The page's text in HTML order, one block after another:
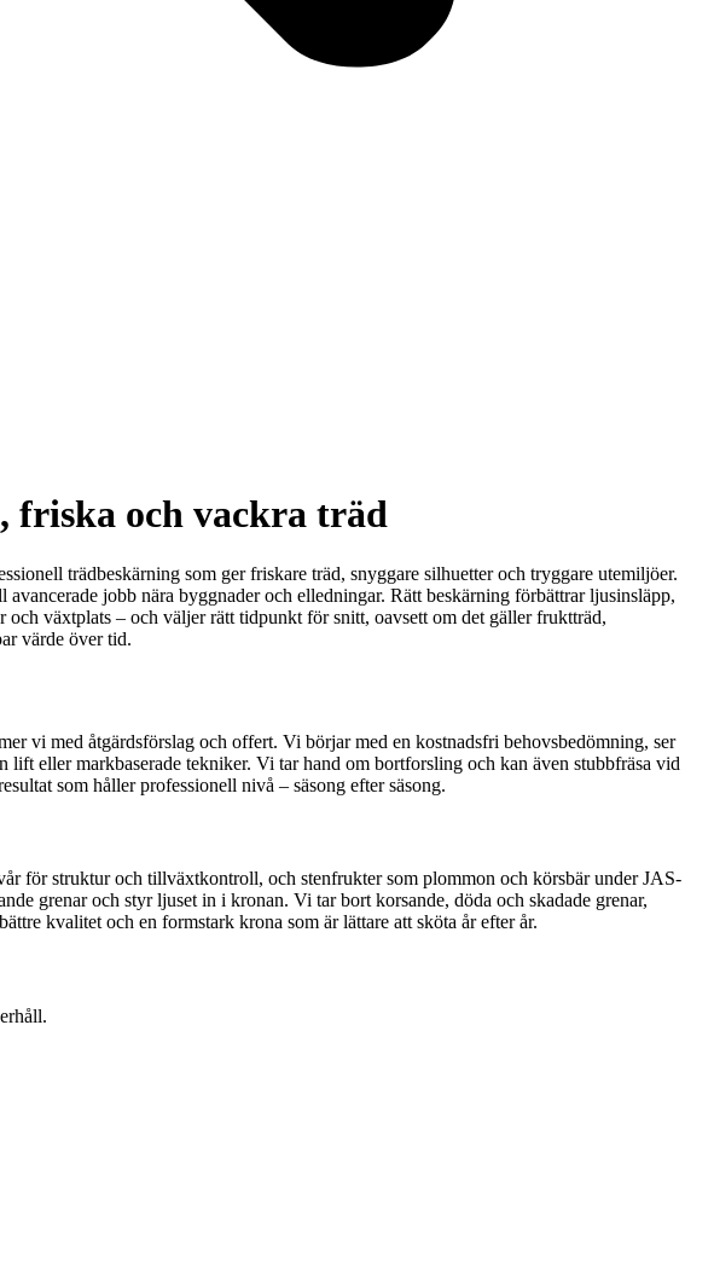
friska och vackra träd
trädbeskärning som ger friskare träd, snyggare silhuetter och tryggare utemiljöer.
jobb nära byggnader och elledningar. Rätt beskärning förbättrar ljusinsläpp,
växtplats – och väljer rätt tidpunkt för snitt, oavsett om det gäller fruktträd,
värde över tid.
vi med åtgärdsförslag och offert. Vi börjar med en kostnadsfri behovsbedömning, ser
eller markbaserade tekniker. Vi tar hand om bortforsling och kan även stubbfräsa vid
som håller professionell nivå – säsong efter säsong.
för struktur och tillväxtkontroll, och stenfrukter som plommon och körsbär under JAS-
grenar och styr ljuset in i kronan. Vi tar bort korsande, döda och skadade grenar,
kvalitet och en formstark krona som är lättare att sköta år efter år.